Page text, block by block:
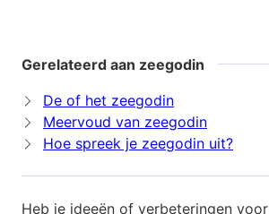
Gerelateerd aan zeegodin
De of het zeegodin
Meervoud van zeegodin
Hoe spreek je zeegodin uit?
Heb je ideeën of verbeteringen voor